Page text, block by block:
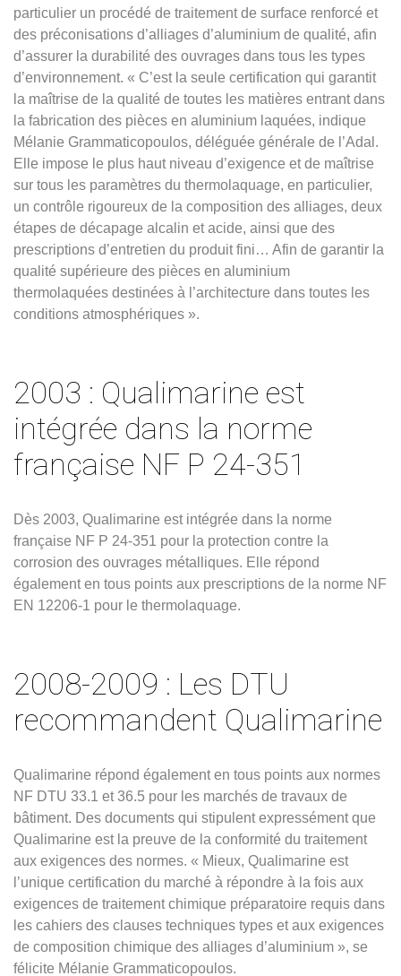
particulier un procédé de traitement de surface renforcé et
des préconisations d’alliages d’aluminium de qualité, afin
d’assurer la durabilité des ouvrages dans tous les types
d’environnement. « C’est la seule certification qui garantit
la maîtrise de la qualité de toutes les matières entrant dans
la fabrication des pièces en aluminium laquées, indique
Mélanie Grammaticopoulos, déléguée générale de l’Adal.
Elle impose le plus haut niveau d’exigence et de maîtrise
sur tous les paramètres du thermolaquage, en particulier,
un contrôle rigoureux de la composition des alliages, deux
étapes de décapage alcalin et acide, ainsi que des
prescriptions d’entretien du produit fini… Afin de garantir la
qualité supérieure des pièces en aluminium
thermolaquées destinées à l’architecture dans toutes les
conditions atmosphériques ».
2003 : Qualimarine est
intégrée dans la norme
française NF P 24-351
Dès 2003, Qualimarine est intégrée dans la norme
française NF P 24-351 pour la protection contre la
corrosion des ouvrages métalliques. Elle répond
également en tous points aux prescriptions de la norme NF
EN 12206-1 pour le thermolaquage.
2008-2009 : Les DTU
recommandent Qualimarine
Qualimarine répond également en tous points aux normes
NF DTU 33.1 et 36.5 pour les marchés de travaux de
bâtiment. Des documents qui stipulent expressément que
Qualimarine est la preuve de la conformité du traitement
aux exigences des normes. « Mieux, Qualimarine est
l’unique certification du marché à répondre à la fois aux
exigences de traitement chimique préparatoire requis dans
les cahiers des clauses techniques types et aux exigences
de composition chimique des alliages d’aluminium », se
félicite Mélanie Grammaticopoulos.